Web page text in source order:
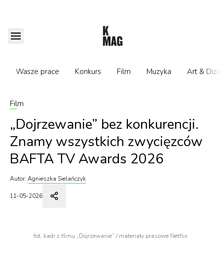
Wasze prace Konkurs Film Muzyka Art &
Film
„Dojrzewanie” bez konkurencji.
Znamy wszystkich zwycięzców
BAFTA TV Awards 2026
Autor: Agnieszka Sielańczyk
11-05-2026
fot. kadr z filmu „Dojrzewanie” / materiały prasowe Netflix